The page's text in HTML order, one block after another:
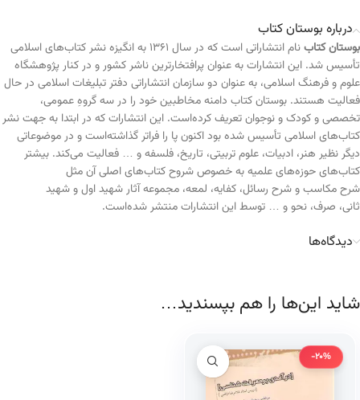
درباره بوستان کتاب
بوستان کتاب
نام انتشاراتی است که در سال ۱۳۶۱ به انگیزه نشر کتاب‌های اسلامی
تأسیس شد. این انتشارات به عنوان پرافتخارترین ناشر کشور و در کنار پژوهشگاه
علوم و فرهنگ اسلامی، به عنوان دو سازمان انتشاراتی دفتر تبلیغات اسلامی در حال
فعالیت هستند. بوستان کتاب دامنه مخاطبین خود را در سه گروهِ عمومی،
تخصصی و کودک و نوجوان تعریف کرده‌است. این انتشارات که در ابتدا به جهت نشر
کتاب‌های اسلامی تأسیس شده بود اکنون پا را فراتر گذاشته‌است و در موضوعاتی
دیگر نظیر هنر، ادبیات، علوم تربیتی، تاریخ، فلسفه و … فعالیت می‌کند. بیشتر
کتاب‌های حوزه‌های علمیه به خصوص شروح کتاب‌های اصلی آن مثل
شرح مکاسب و شرح رسائل، کفایه، لمعه، مجموعه آثار شهید اول و شهید
ثانی، صرف، نحو و … توسط این انتشارات منتشر شده‌است.
دیدگاه‌ها
شاید این‌ها را هم بپسندید…
-20%